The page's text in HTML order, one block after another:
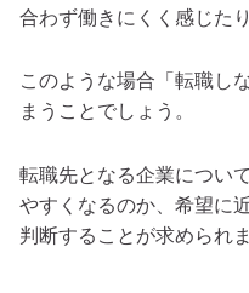
合わず働きにくく感じた
このような場合「転職し
まうことでしょう。
転職先となる企業につい
やすくなるのか、希望に
判断することが求められま